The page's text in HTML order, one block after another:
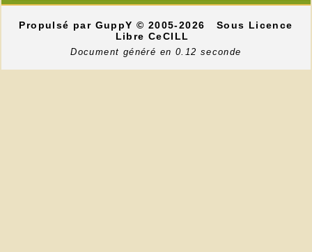
Propulsé par GuppY© 2005-2026
Sous Licence
Libre CeCILL
Document généré en 0.12 seconde